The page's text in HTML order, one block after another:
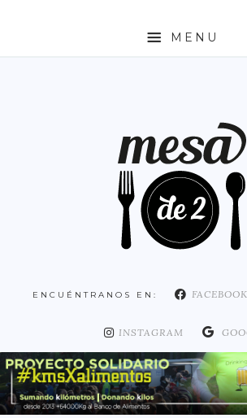
MENU
COMUNIDAD DE MADRID
DISTRITO ARGANZUELA
DISTRITO CHAMARTÍN
DISTRITO CHAMBERÍ
DISTRITO HORTALEZA
ENCUÉNTRANOS EN: FACEBOOK
INSTAGRAM